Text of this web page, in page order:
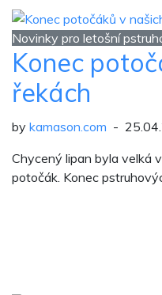
Novinky pro letošní
Konec
řekách
by kamason.com -
Chycený lipan byla velká
potočák. Konec